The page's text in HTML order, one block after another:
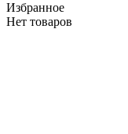
Избранное
Нет товаров